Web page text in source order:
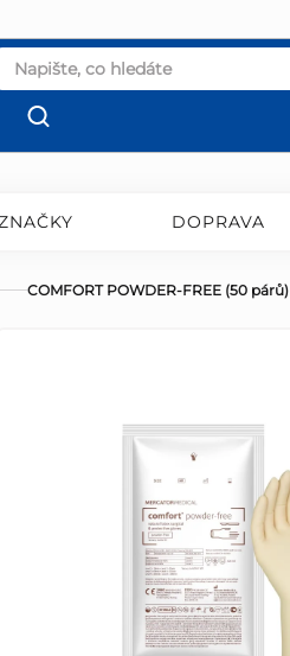
DOPRAVA
COMFORT POWDER-FREE (50 párů)